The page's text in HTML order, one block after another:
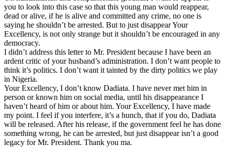
you to look into this case so that this young man would reappear,
dead or alive, if he is alive and committed any crime, no one is
saying he shouldn’t be arrested. But to just disappear Your
Excellency, is not only strange but it shouldn’t be encouraged in any
democracy.
I didn’t address this letter to Mr. President because I have been an
ardent critic of your husband’s administration. I don’t want people to
think it’s politics. I don’t want it tainted by the dirty politics we play
in Nigeria.
Your Excellency, I don’t know Dadiata. I have never met him in
person or known him on social media, until his disappearance I
haven’t heard of him or about him. Your Excellency, I have made
my point. I feel if you interfere, it’s a hunch, that if you do, Dadiata
will be released. After his release, if the government feel he has done
something wrong, he can be arrested, but just disappear isn’t a good
legacy for Mr. President. Thank you ma.